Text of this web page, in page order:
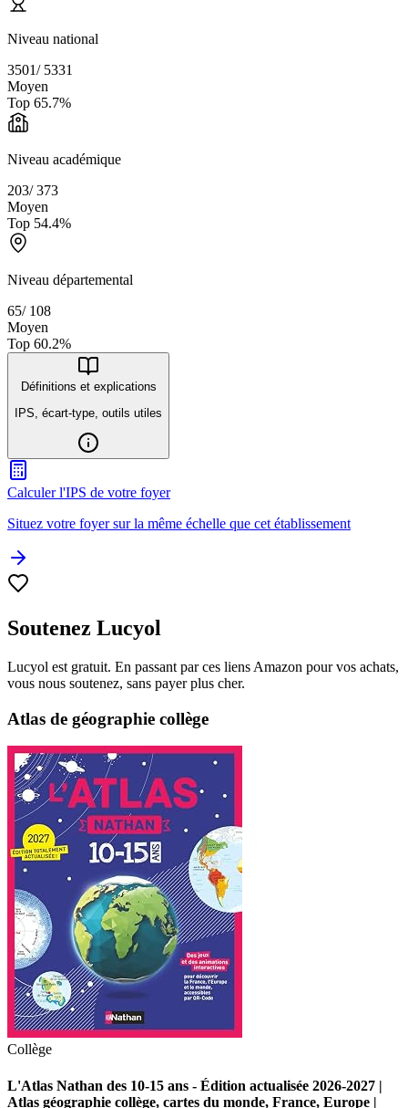
Niveau national
3501/ 5331
Moyen
Top 65.7%
Niveau académique
203/373
Moyen
Top 54.4%
Niveau départemental
65/ 108
Moyen
Top 60.2%
Définitions et explications
IPS, écart-type, outils utiles
Calculer l'IPS de votre foyer
Situez votre foyer sur la même échelle que cet établissement
Soutenez Lucyol
Lucyol est gratuit. En passant par ces liens Amazon pour vos achats,
vous nous soutenez, sans payer plus cher.
Atlas de géographie collège
Collège
L'Atlas Nathan des 10-15 ans - Édition actualisée 2026-2027 |
Atlas géographie collège, cartes du monde, France, Europe |